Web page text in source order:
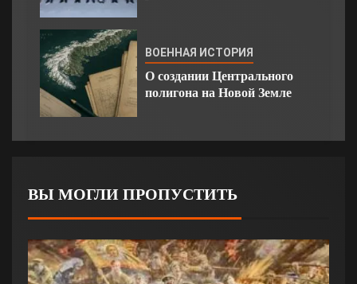
ВОЕННАЯ ИСТОРИЯ
О создании Центрального
полигона на Новой Земле
ВЫ МОГЛИ ПРОПУСТИТЬ